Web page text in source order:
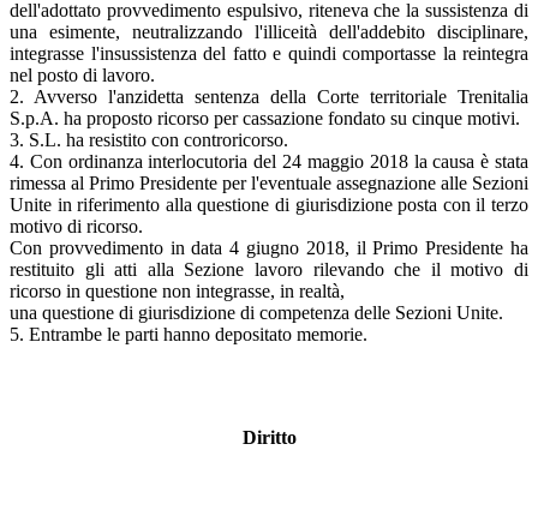
dell'adottato provvedimento espulsivo, riteneva che la sussistenza di
una esimente, neutralizzando l'illiceità dell'addebito disciplinare,
integrasse l'insussistenza del fatto e quindi comportasse la reintegra
nel posto di lavoro.
2. Avverso l'anzidetta sentenza della Corte territoriale Trenitalia
S.p.A. ha proposto ricorso per cassazione fondato su cinque motivi.
3. S.L. ha resistito con controricorso.
4. Con ordinanza interlocutoria del 24 maggio 2018 la causa è stata
rimessa al Primo Presidente per l'eventuale assegnazione alle Sezioni
Unite in riferimento alla questione di giurisdizione posta con il terzo
motivo di ricorso.
Con provvedimento in data 4 giugno 2018, il Primo Presidente ha
restituito gli atti alla Sezione lavoro rilevando che il motivo di
ricorso in questione non integrasse, in realtà,
una questione di giurisdizione di competenza delle Sezioni Unite.
5. Entrambe le parti hanno depositato memorie.
Diritto